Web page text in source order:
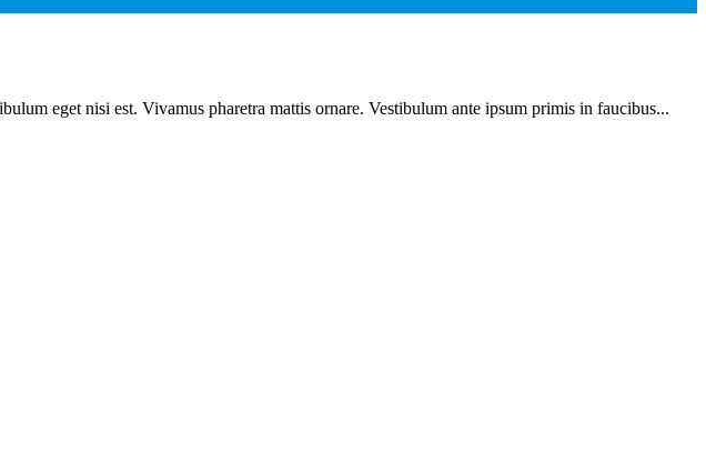
eget nisi est. Vivamus pharetra mattis ornare. Vestibulum ante ipsum primis in faucibus...